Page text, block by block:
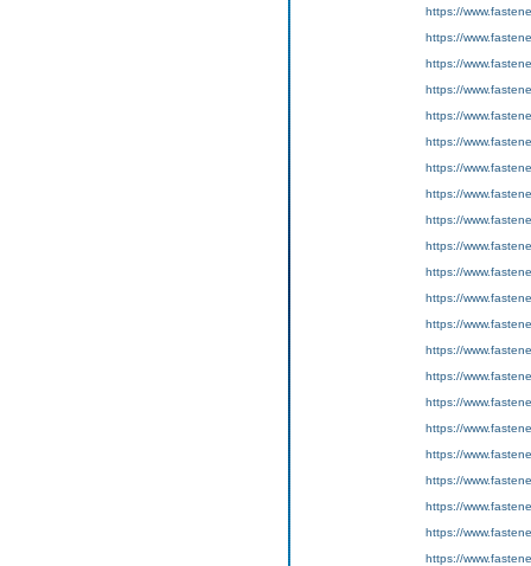
https://
https://
https://
https://
https://
https://
https://
https://
https://
https://
https://
https://
https://
https://
https://
https://
https://
https://
https://
https://
https://
https://